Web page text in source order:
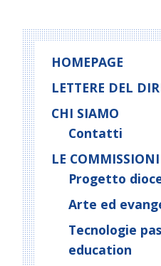
HOMEPAGE
LETTERE DEL
CHI SIAMO
Contatti
LE COMMISSIONI
Progetto
Arte ed
Tecnologie
education